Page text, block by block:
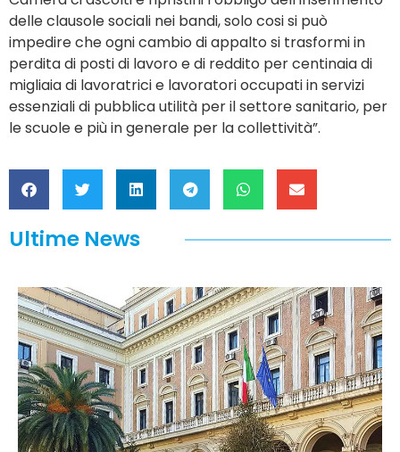
delle clausole sociali nei bandi, solo cosi si può
impedire che ogni cambio di appalto si trasformi in
perdita di posti di lavoro e di reddito per centinaia di
migliaia di lavoratrici e lavoratori occupati in servizi
essenziali di pubblica utilità per il settore sanitario, per
le scuole e più in generale per la collettività”.
Ultime News